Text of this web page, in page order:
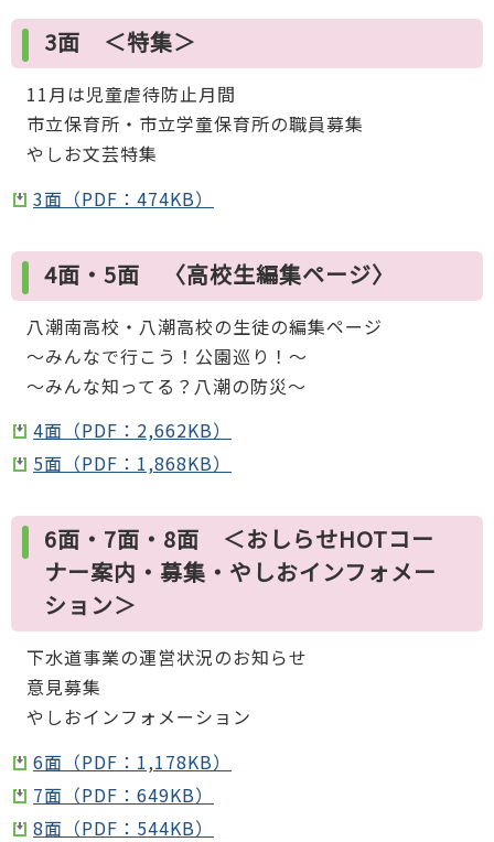
3面 ＜特集＞
11月は児童虐待防止月間
市立保育所・市立学童保育所の職員募集
やしお文芸特集
3面（PDF：474KB）
4面・5面 〈高校生編集ページ〉
八潮南高校・八潮高校の生徒の編集ページ
～みんなで行こう！公園巡り！～
～みんな知ってる？八潮の防災～
4面（PDF：2,662KB）
5面（PDF：1,868KB）
6面・7面・8面 ＜おしらせHOTコー
ナー案内・募集・やしおインフォメー
ション＞
下水道事業の運営状況のお知らせ
意見募集
やしおインフォメーション
6面（PDF：1,178KB）
7面（PDF：649KB）
8面（PDF：544KB）